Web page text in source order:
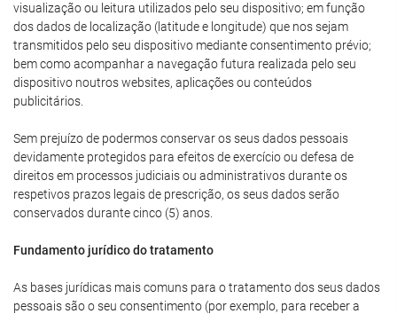
visualização ou leitura utilizados pelo seu dispositivo; em função
dos dados de localização (latitude e longitude) que nos sejam
transmitidos pelo seu dispositivo mediante consentimento prévio;
bem como acompanhar a navegação futura realizada pelo seu
dispositivo noutros websites, aplicações ou conteúdos
publicitários.
Sem prejuízo de podermos conservar os seus dados pessoais
devidamente protegidos para efeitos de exercício ou defesa de
direitos em processos judiciais ou administrativos durante os
respetivos prazos legais de prescrição, os seus dados serão
conservados durante cinco (5) anos.
Fundamento jurídico do tratamento
As bases jurídicas mais comuns para o tratamento dos seus dados
pessoais são o seu consentimento (por exemplo, para receber a